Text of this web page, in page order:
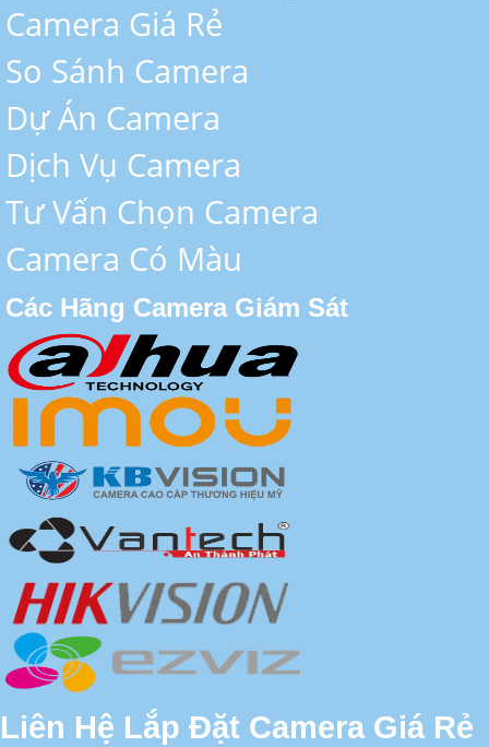
Camera Giá Rẻ
So Sánh Camera
Dự Án Camera
Dịch Vụ Camera
Tư Vấn Chọn Camera
Camera Có Màu
Các Hãng Camera Giám Sát
Liên Hệ Lắp Đặt Camera Giá Rẻ